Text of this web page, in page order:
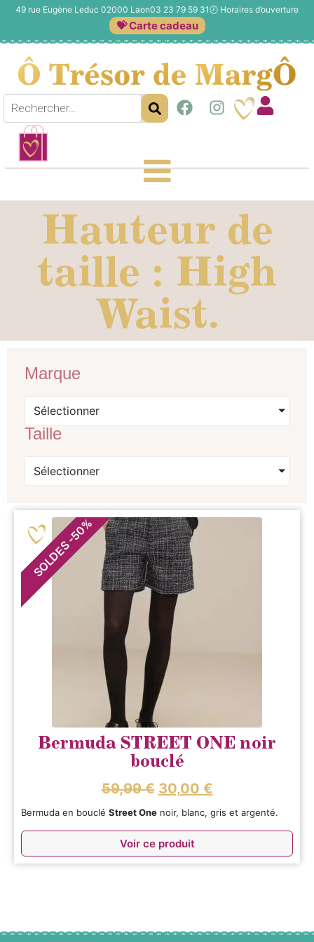
49 rue Eugène Leduc 02000 Laon03 23 79 59 31🕗 Horaires d’ouverture
💝 Carte cadeau
Hauteur de
taille : High
Waist.
Marque
Sélectionner
Taille
Sélectionner
SOLDES
-
50
%
Bermuda STREET ONE noir
bouclé
59,99€ 30,00 €
Bermuda en bouclé Street One noir, blanc, gris et argenté.
Voir ce produit